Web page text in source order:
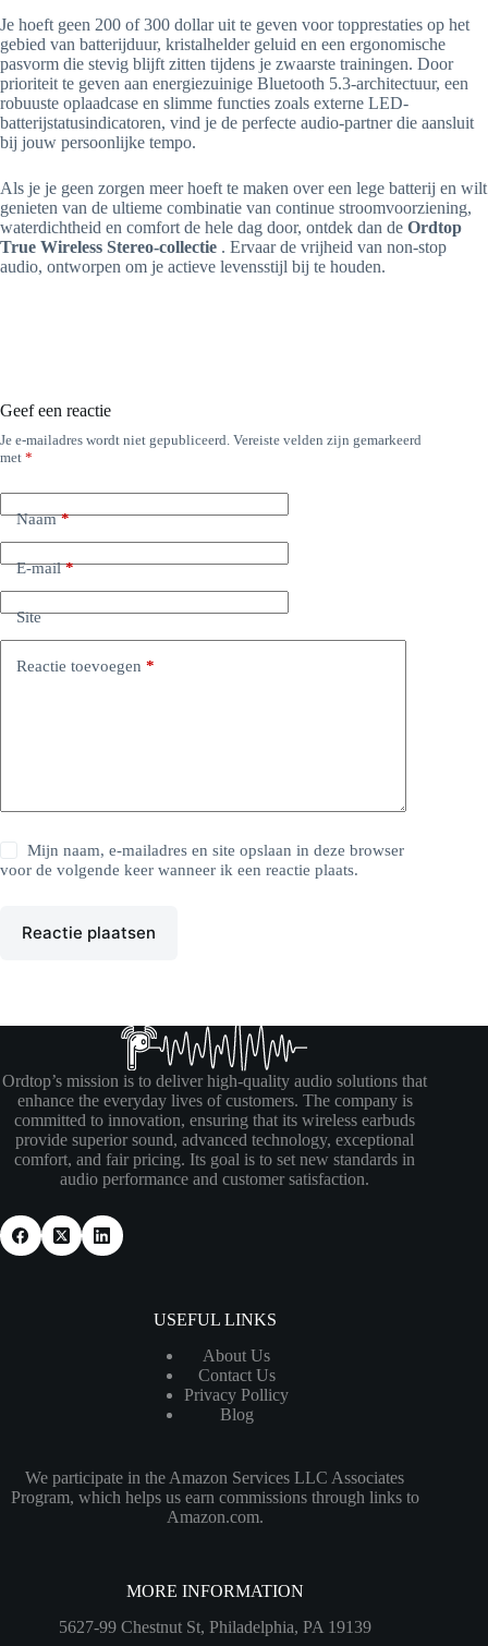
Je hoeft geen 200 of 300 dollar uit te geven voor topprestaties op het
gebied van batterijduur, kristalhelder geluid en een ergonomische
pasvorm die stevig blijft zitten tijdens je zwaarste trainingen. Door
prioriteit te geven aan energiezuinige Bluetooth 5.3-architectuur, een
robuuste oplaadcase en slimme functies zoals externe LED-
batterijstatusindicatoren, vind je de perfecte audio-partner die aansluit
bij jouw persoonlijke tempo.
Als je je geen zorgen meer hoeft te maken over een lege batterij en wilt
genieten van de ultieme combinatie van continue stroomvoorziening,
waterdichtheid en comfort de hele dag door, ontdek dan de Ordtop
True Wireless Stereo-collectie . Ervaar de vrijheid van non-stop
audio, ontworpen om je actieve levensstijl bij te houden.
Geef een reactie
Je e-mailadres wordt niet gepubliceerd. Vereiste velden zijn gemarkeerd
met *
Naam*
E-mail*
Site
Reactie toevoegen *
Mijn naam, e-mailadres en site opslaan in deze browser
voor de volgende keer wanneer ik een reactie plaats.
Reactie plaatsen
Ordtop’s mission is to deliver high-quality audio solutions that
enhance the everyday lives of customers. The company is
committed to innovation, ensuring that its wireless earbuds
provide superior sound, advanced technology, exceptional
comfort, and fair pricing. Its goal is to set new standards in
audio performance and customer satisfaction.
USEFUL LINKS
About Us
Contact Us
Privacy Pollicy
Blog
We participate in the Amazon Services LLC Associates
Program, which helps us earn commissions through links to
Amazon.com.
MORE INFORMATION
5627-99 Chestnut St, Philadelphia, PA 19139